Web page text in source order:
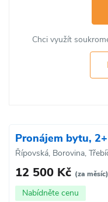
Chci využít
Pronájem bytu,
Řípovská, Borovina,
12 500 Kč (za měsíc)
Nabídněte cenu